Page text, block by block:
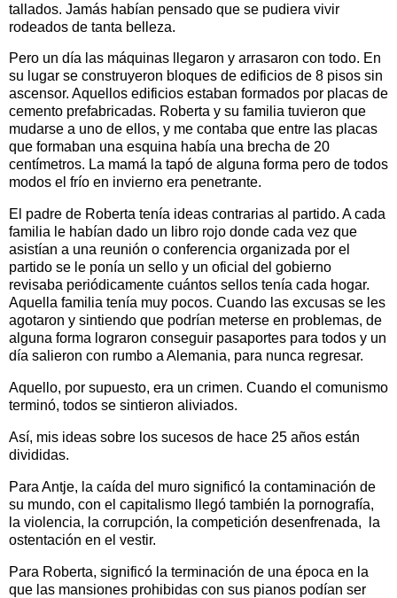
tallados. Jamás habían pensado que se pudiera vivir
rodeados de tanta belleza.
Pero un día las máquinas llegaron y arrasaron con todo. En
su lugar se construyeron bloques de edificios de 8 pisos sin
ascensor. Aquellos edificios estaban formados por placas de
cemento prefabricadas. Roberta y su familia tuvieron que
mudarse a uno de ellos, y me contaba que entre las placas
que formaban una esquina había una brecha de 20
centímetros. La mamá la tapó de alguna forma pero de todos
modos el frío en invierno era penetrante.
El padre de Roberta tenía ideas contrarias al partido. A cada
familia le habían dado un libro rojo donde cada vez que
asistían a una reunión o conferencia organizada por el
partido se le ponía un sello y un oficial del gobierno
revisaba periódicamente cuántos sellos tenía cada hogar.
Aquella familia tenía muy pocos. Cuando las excusas se les
agotaron y sintiendo que podrían meterse en problemas, de
alguna forma lograron conseguir pasaportes para todos y un
día salieron con rumbo a Alemania, para nunca regresar.
Aquello, por supuesto, era un crimen. Cuando el comunismo
terminó, todos se sintieron aliviados.
Así, mis ideas sobre los sucesos de hace 25 años están
divididas.
Para Antje, la caída del muro significó la contaminación de
su mundo, con el capitalismo llegó también la pornografía,
la violencia, la corrupción, la competición desenfrenada, la
ostentación en el vestir.
Para Roberta, significó la terminación de una época en la
que las mansiones prohibidas con sus pianos podían ser